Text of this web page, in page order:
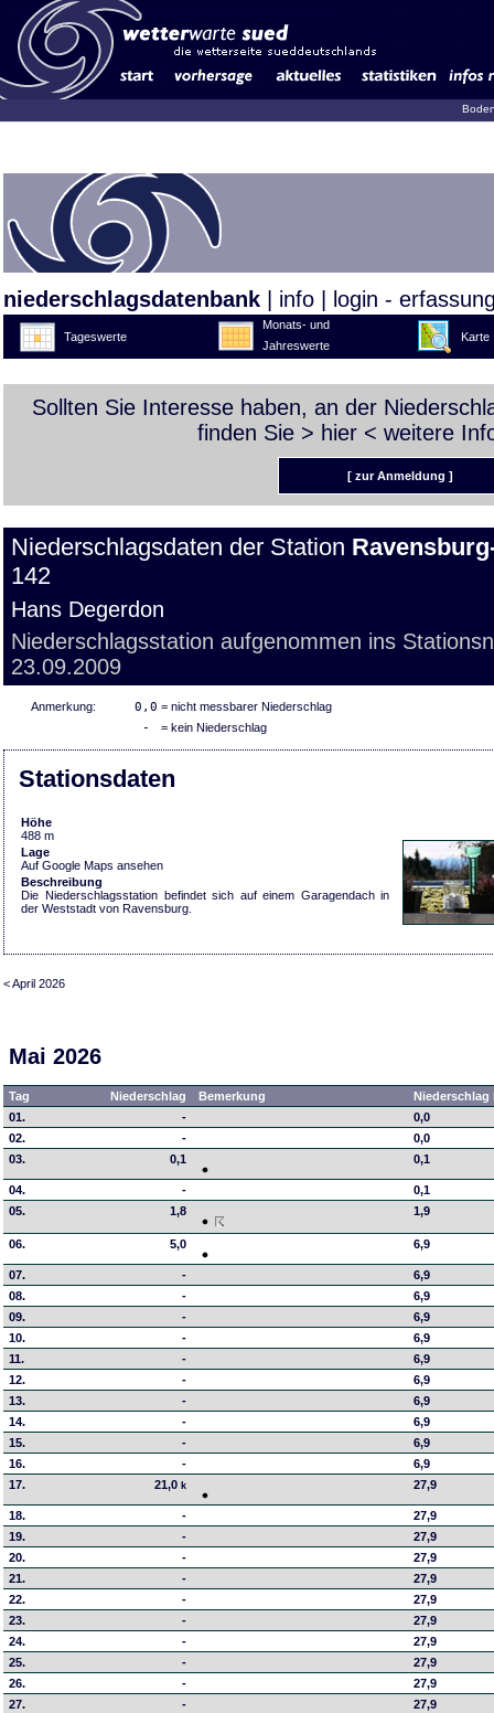
niederschlagsdatenbank info login -
Tageswerte
Monats- und
Jahreswerte
Karte
Sollten Sie Interesse haben, an der
finden Sie > hier < weitere
[ zur Anmeldung ]
Niederschlagsdaten der Station
142
Hans Degerdon
Niederschlagsstation aufgenommen ins
23.09.2009
Anmerkung: 0,0 = nicht messbarer Niederschlag
- = kein Niederschlag
Stationsdaten
Höhe
488 m
Lage
Auf Google Maps ansehen
Beschreibung
Die Niederschlagsstation befindet sich auf einem Garagendach in
der Weststadt von Ravensburg.
< April 2026
Mai 2026
Tag Niederschlag Bemerkung
01.
-
0,0
02.
-
0,0
03.
0,1 0,1
04. -
0,1
05.
1,8 1,9
06. 5,0 6,9
07. -
6,9
08.
-
6,9
09.
-
6,9
10.
-
6,9
11.
-
6,9
12.
-
6,9
13.
-
6,9
14.
-
6,9
15.
-
6,9
16.
-
6,9
17.
21,0k 27,9
18. -
27,9
19.
-
27,9
20.
-
27,9
21.
-
27,9
22.
-
27,9
23.
-
27,9
24.
-
27,9
25.
-
27,9
26.
-
27,9
27.
-
27,9